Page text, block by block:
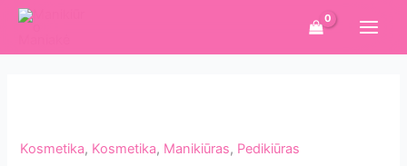
Pereiti
turinio
Kosmetika, Kosmetika, Manikiūras, Pedikiūras